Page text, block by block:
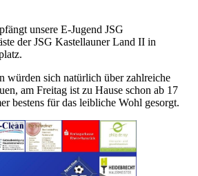
unsere E-Jugend JSG
der JSG Kastellauner Land II in
würden sich natürlich über zahlreiche
am Freitag ist zu Hause schon ab 17
bestens für das leibliche Wohl gesorgt.